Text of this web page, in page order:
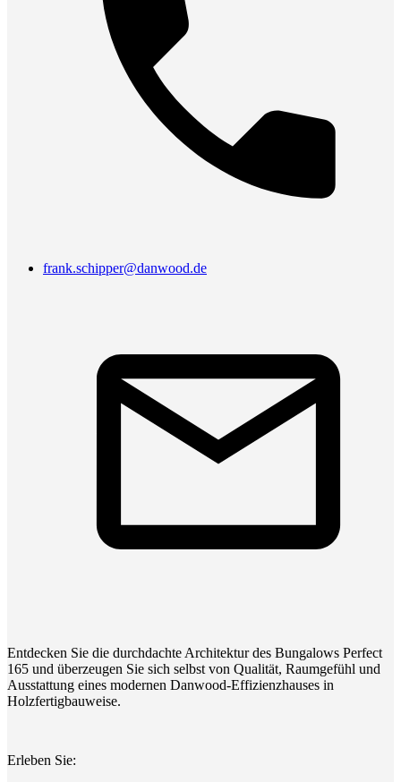
frank.schipper@danwood.de
Entdecken Sie die durchdachte Architektur des Bungalows Perfect
165 und überzeugen Sie sich selbst von Qualität, Raumgefühl und
Ausstattung eines modernen Danwood-Effizienzhauses in
Holzfertigbauweise.
Erleben Sie: